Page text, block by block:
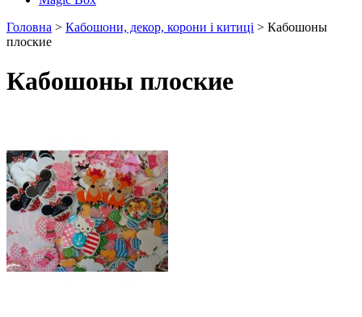
Головна > Кабошони, декор, корони і китиці > Кабошоны
плоские
Кабошоны плоские